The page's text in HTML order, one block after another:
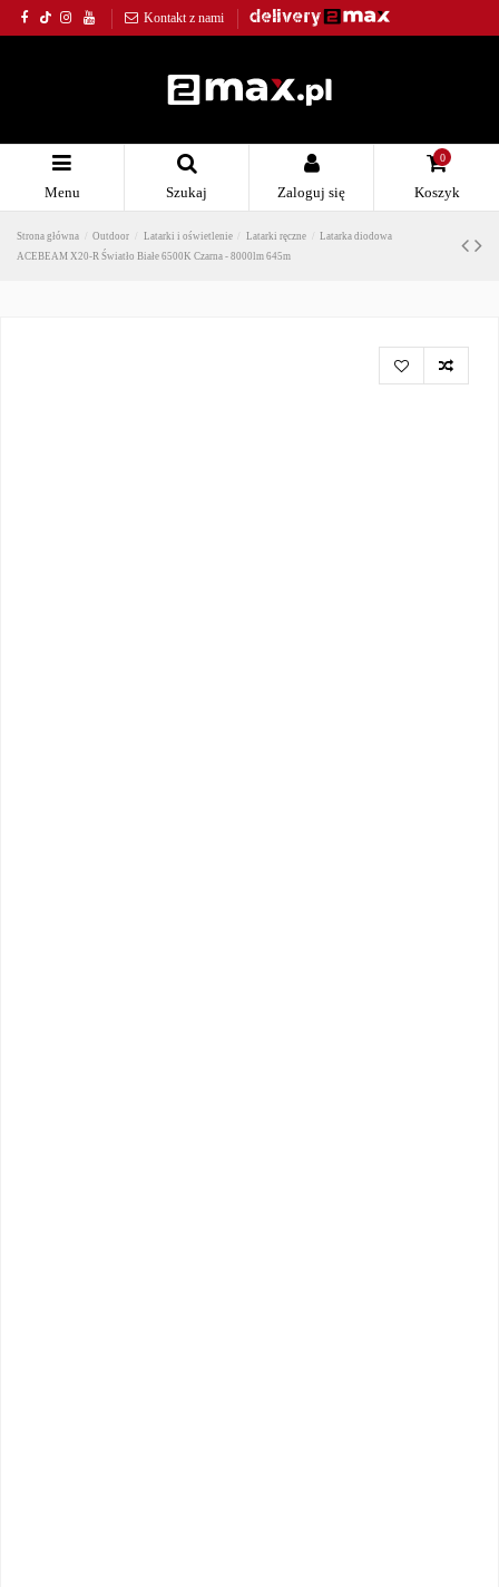
Kontakt z nami
Menu Szukaj Zaloguj się
0
Koszyk
Strona główna Outdoor Latarki i oświetlenie Latarki ręczne
Latarka diodowa
ACEBEAM X20-R Światło Białe 6500K Czarna - 8000lm 645m